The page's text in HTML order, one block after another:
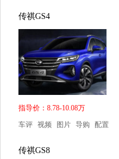
传祺GS4
指导价：8.78-10.08万
车评 视频 图片 导购 配置
传祺GS8